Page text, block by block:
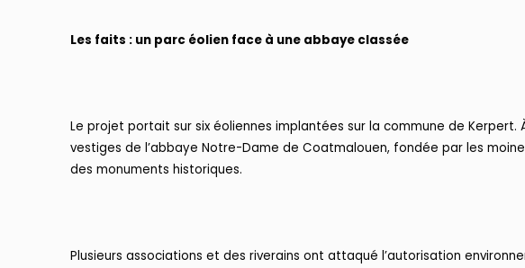
Les faits : un parc éolien face à une abbaye classée
Le projet portait sur six éoliennes implantées sur la commune de Kerpert.
vestiges de l’abbaye Notre-Dame de Coatmalouen, fondée par les
des monuments historiques.
Plusieurs associations et des riverains ont attaqué l’autorisation